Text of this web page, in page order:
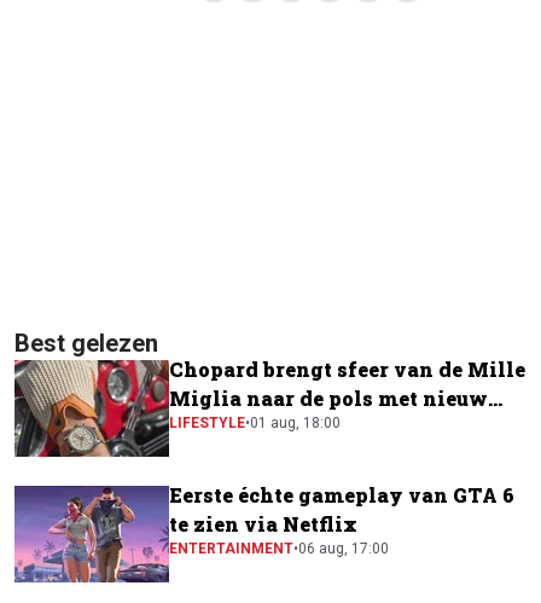
Best gelezen
Chopard brengt sfeer van de Mille
Miglia naar de pols met nieuw
horloge
LIFESTYLE•01 aug, 18:00
Eerste échte gameplay van GTA 6
te zien via Netflix
ENTERTAINMENT•06 aug, 17:00